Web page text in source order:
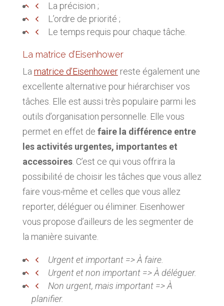
La précision ;
L’ordre de priorité ;
Le temps requis pour chaque tâche.
La matrice d’Eisenhower
La matrice d’Eisenhowerreste également une
excellente alternative pour hiérarchiser vos
tâches. Elle est aussi très populaire parmi les
outils d’organisation personnelle. Elle vous
permet en effet de faire la différence entre
les activités urgentes, importantes et
accessoires. C’est ce qui vous offrira la
possibilité de choisir les tâches que vous allez
faire vous-même et celles que vous allez
reporter, déléguer ou éliminer. Eisenhower
vous propose d’ailleurs de les segmenter de
la manière suivante.
Urgent et important => À faire.
Urgent et non important => À déléguer.
Non urgent, mais important => À
planifier.